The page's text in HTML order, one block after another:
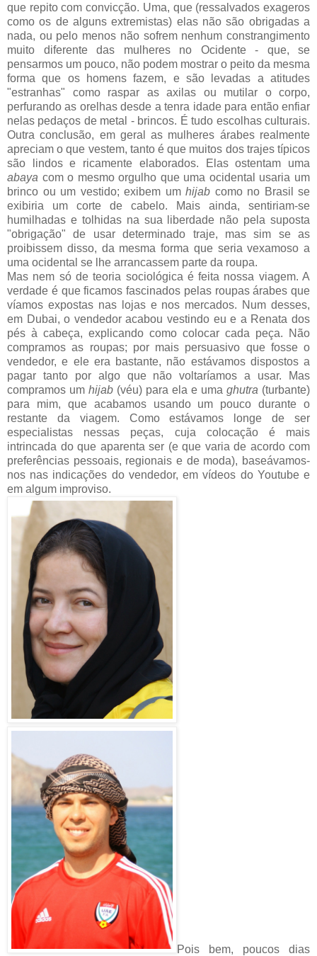
que repito com convicção. Uma, que (ressalvados exageros
como os de alguns extremistas) elas não são obrigadas a
nada, ou pelo menos não sofrem nenhum constrangimento
muito diferente das mulheres no Ocidente - que, se
pensarmos um pouco, não podem mostrar o peito da mesma
forma que os homens fazem, e são levadas a atitudes
"estranhas" como raspar as axilas ou mutilar o corpo,
perfurando as orelhas desde a tenra idade para então enfiar
nelas pedaços de metal - brincos. É tudo escolhas culturais.
Outra conclusão, em geral as mulheres árabes realmente
apreciam o que vestem, tanto é que muitos dos trajes típicos
são lindos e ricamente elaborados. Elas ostentam uma
abaya com o mesmo orgulho que uma ocidental usaria um
brinco ou um vestido; exibem um hijab como no Brasil se
exibiria um corte de cabelo. Mais ainda, sentiriam-se
humilhadas e tolhidas na sua liberdade não pela suposta
"obrigação" de usar determinado traje, mas sim se as
proibissem disso, da mesma forma que seria vexamoso a
uma ocidental se lhe arrancassem parte da roupa.
Mas nem só de teoria sociológica é feita nossa viagem. A
verdade é que ficamos fascinados pelas roupas árabes que
víamos expostas nas lojas e nos mercados. Num desses,
em Dubai, o vendedor acabou vestindo eu e a Renata dos
pés à cabeça, explicando como colocar cada peça. Não
compramos as roupas; por mais persuasivo que fosse o
vendedor, e ele era bastante, não estávamos dispostos a
pagar tanto por algo que não voltaríamos a usar. Mas
compramos um hijab (véu) para ela e uma ghutra (turbante)
para mim, que acabamos usando um pouco durante o
restante da viagem. Como estávamos longe de ser
especialistas nessas peças, cuja colocação é mais
intrincada do que aparenta ser (e que varia de acordo com
preferências pessoais, regionais e de moda), baseávamos-
nos nas indicações do vendedor, em vídeos do Youtube e
em algum improviso.
Pois bem, poucos dias